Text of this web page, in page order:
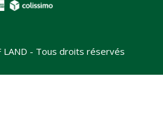
LAND - Tous droits réservés